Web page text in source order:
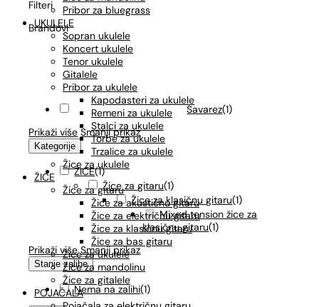
Pribor za bluegrass
UKULELE
Sopran ukulele
Koncert ukulele
Tenor ukulele
Gitalele
Pribor za ukulele
Kapodasteri za ukulele
Remeni za ukulele
Stalci za ukulele
Torbe za ukulele
Trzalice za ukulele
Žice za ukulele
ŽICE
Žice za gitaru
Žice za akustičnu gitaru
Žice za električnu gitaru
Žice za klasičnu gitaru
Žice za bas gitaru
Žice za ukulele
Žice za mandolinu
Žice za gitalele
POJAČALA
Filteri
Brandovi
Savarez(1)
Prikaži više Smanji prikaz
Kategorije
ŽICE(1)
Žice za gitaru(1)
Žice za klasičnu gitaru(1)
Mixed tension žice za
klasičnu gitaru(1)
Prikaži više Smanji prikaz
Stanje zalihe
Nema na zalihi(1)